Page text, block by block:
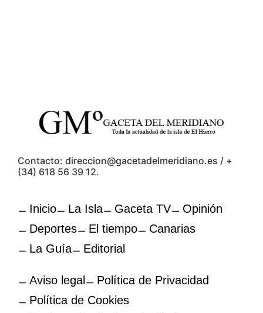
Contacto: direccion@gacetadelmeridiano.es / +
(34) 618 56 39 12.
Inicio La Isla Gaceta TV
Opinión
Deportes
El tiempo
Canarias
La Guía
Editorial
Aviso legal
Política de Privacidad
Política de Cookies